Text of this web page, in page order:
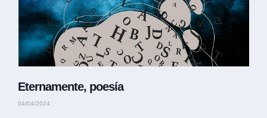
Eternamente, poesía
04/04/2024